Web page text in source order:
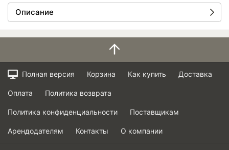
Описание
Полная версия Корзина Как купить Доставка
Оплата Политика возврата
Политика конфиденциальности Поставщикам
Арендодателям Контакты О компании